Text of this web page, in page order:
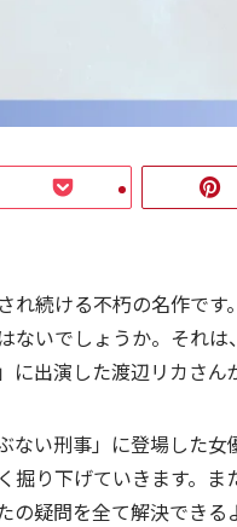
れ続ける不朽の名作で
いでしょうか。それ
出演した渡辺リカさん
ない刑事」に登場した
り下げていきます。
の疑問を全て解決でき